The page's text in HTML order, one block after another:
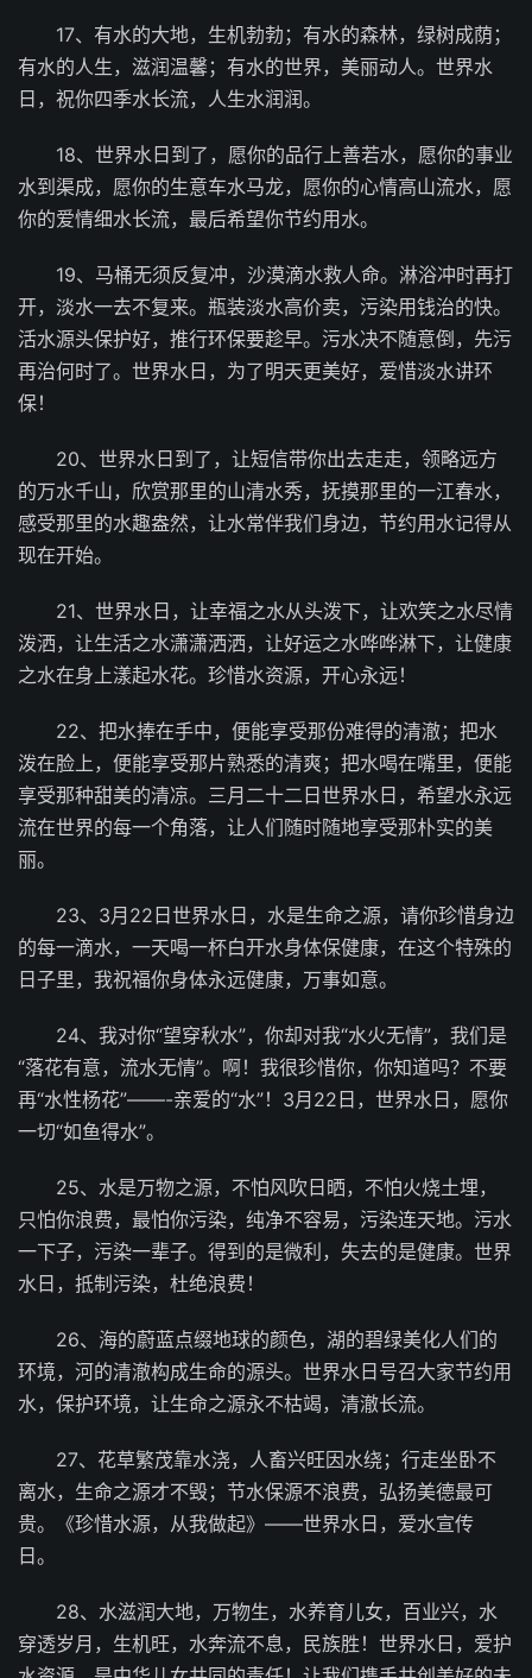
17、有水的大地，生机勃勃；有水的森林，绿树成荫；
有水的人生，滋润温馨；有水的世界，美丽动人。世界水
日，祝你四季水长流，人生水润润。
18、世界水日到了，愿你的品行上善若水，愿你的事业
水到渠成，愿你的生意车水马龙，愿你的心情高山流水，愿
你的爱情细水长流，最后希望你节约用水。
19、马桶无须反复冲，沙漠滴水救人命。淋浴冲时再打
开，淡水一去不复来。瓶装淡水高价卖，污染用钱治的快。
活水源头保护好，推行环保要趁早。污水决不随意倒，先污
再治何时了。世界水日，为了明天更美好，爱惜淡水讲环
保！
20、世界水日到了，让短信带你出去走走，领略远方
的万水千山，欣赏那里的山清水秀，抚摸那里的一江春水，
感受那里的水趣盎然，让水常伴我们身边，节约用水记得从
现在开始。
21、世界水日，让幸福之水从头泼下，让欢笑之水尽情
泼洒，让生活之水潇潇洒洒，让好运之水哗哗淋下，让健康
之水在身上漾起水花。珍惜水资源，开心永远！
22、把水捧在手中，便能享受那份难得的清澈；把水
泼在脸上，便能享受那片熟悉的清爽；把水喝在嘴里，便能
享受那种甜美的清凉。三月二十二日世界水日，希望水永远
流在世界的每一个角落，让人们随时随地享受那朴实的美
丽。
23、3月22日世界水日，水是生命之源，请你珍惜身边
的每一滴水，一天喝一杯白开水身体保健康，在这个特殊的
日子里，我祝福你身体永远健康，万事如意。
24、我对你“望穿秋水”，你却对我“水火无情”，我们是
“落花有意，流水无情”。啊！我很珍惜你，你知道吗？不要
再“水性杨花”——-亲爱的“水”！3月22日，世界水日，愿你
一切“如鱼得水”。
25、水是万物之源，不怕风吹日晒，不怕火烧土埋，
只怕你浪费，最怕你污染，纯净不容易，污染连天地。污水
一下子，污染一辈子。得到的是微利，失去的是健康。世界
水日，抵制污染，杜绝浪费！
26、海的蔚蓝点缀地球的颜色，湖的碧绿美化人们的
环境，河的清澈构成生命的源头。世界水日号召大家节约用
水，保护环境，让生命之源永不枯竭，清澈长流。
27、花草繁茂靠水浇，人畜兴旺因水绕；行走坐卧不
离水，生命之源才不毁；节水保源不浪费，弘扬美德最可
贵。《珍惜水源，从我做起》——世界水日，爱水宣传
日。
28、水滋润大地，万物生，水养育儿女，百业兴，水
穿透岁月，生机旺，水奔流不息，民族胜！世界水日，爱护